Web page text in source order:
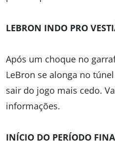
LEBRON INDO PRO
Após um choque no
LeBron se alonga no
sair do jogo mais cedo.
informações.
INÍCIO DO PERÍODO